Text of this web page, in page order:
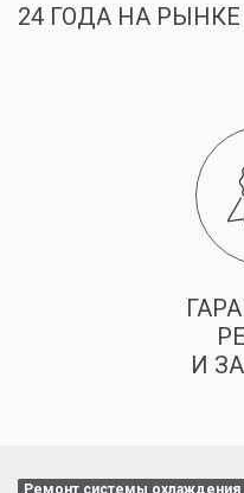
24 ГОДА НА РЫНКЕ
И
Ремонт системы охлаждения